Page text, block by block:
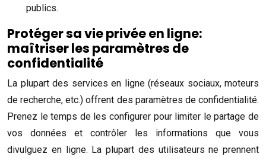
publics.
Protéger sa vie privée en ligne:
maîtriser les paramètres de
confidentialité
La plupart des services en ligne (réseaux sociaux, moteurs
de recherche, etc.) offrent des paramètres de confidentialité.
Prenez le temps de les configurer pour limiter le partage de
vos données et contrôler les informations que vous
divulguez en ligne. La plupart des utilisateurs ne prennent